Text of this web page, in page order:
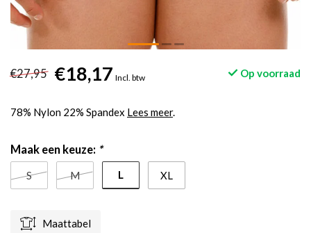
€27,95 €18,17 Incl. btw Op voorraad
78% Nylon 22% Spandex Lees meer.
Maak een keuze: *
S M L XL
Maattabel